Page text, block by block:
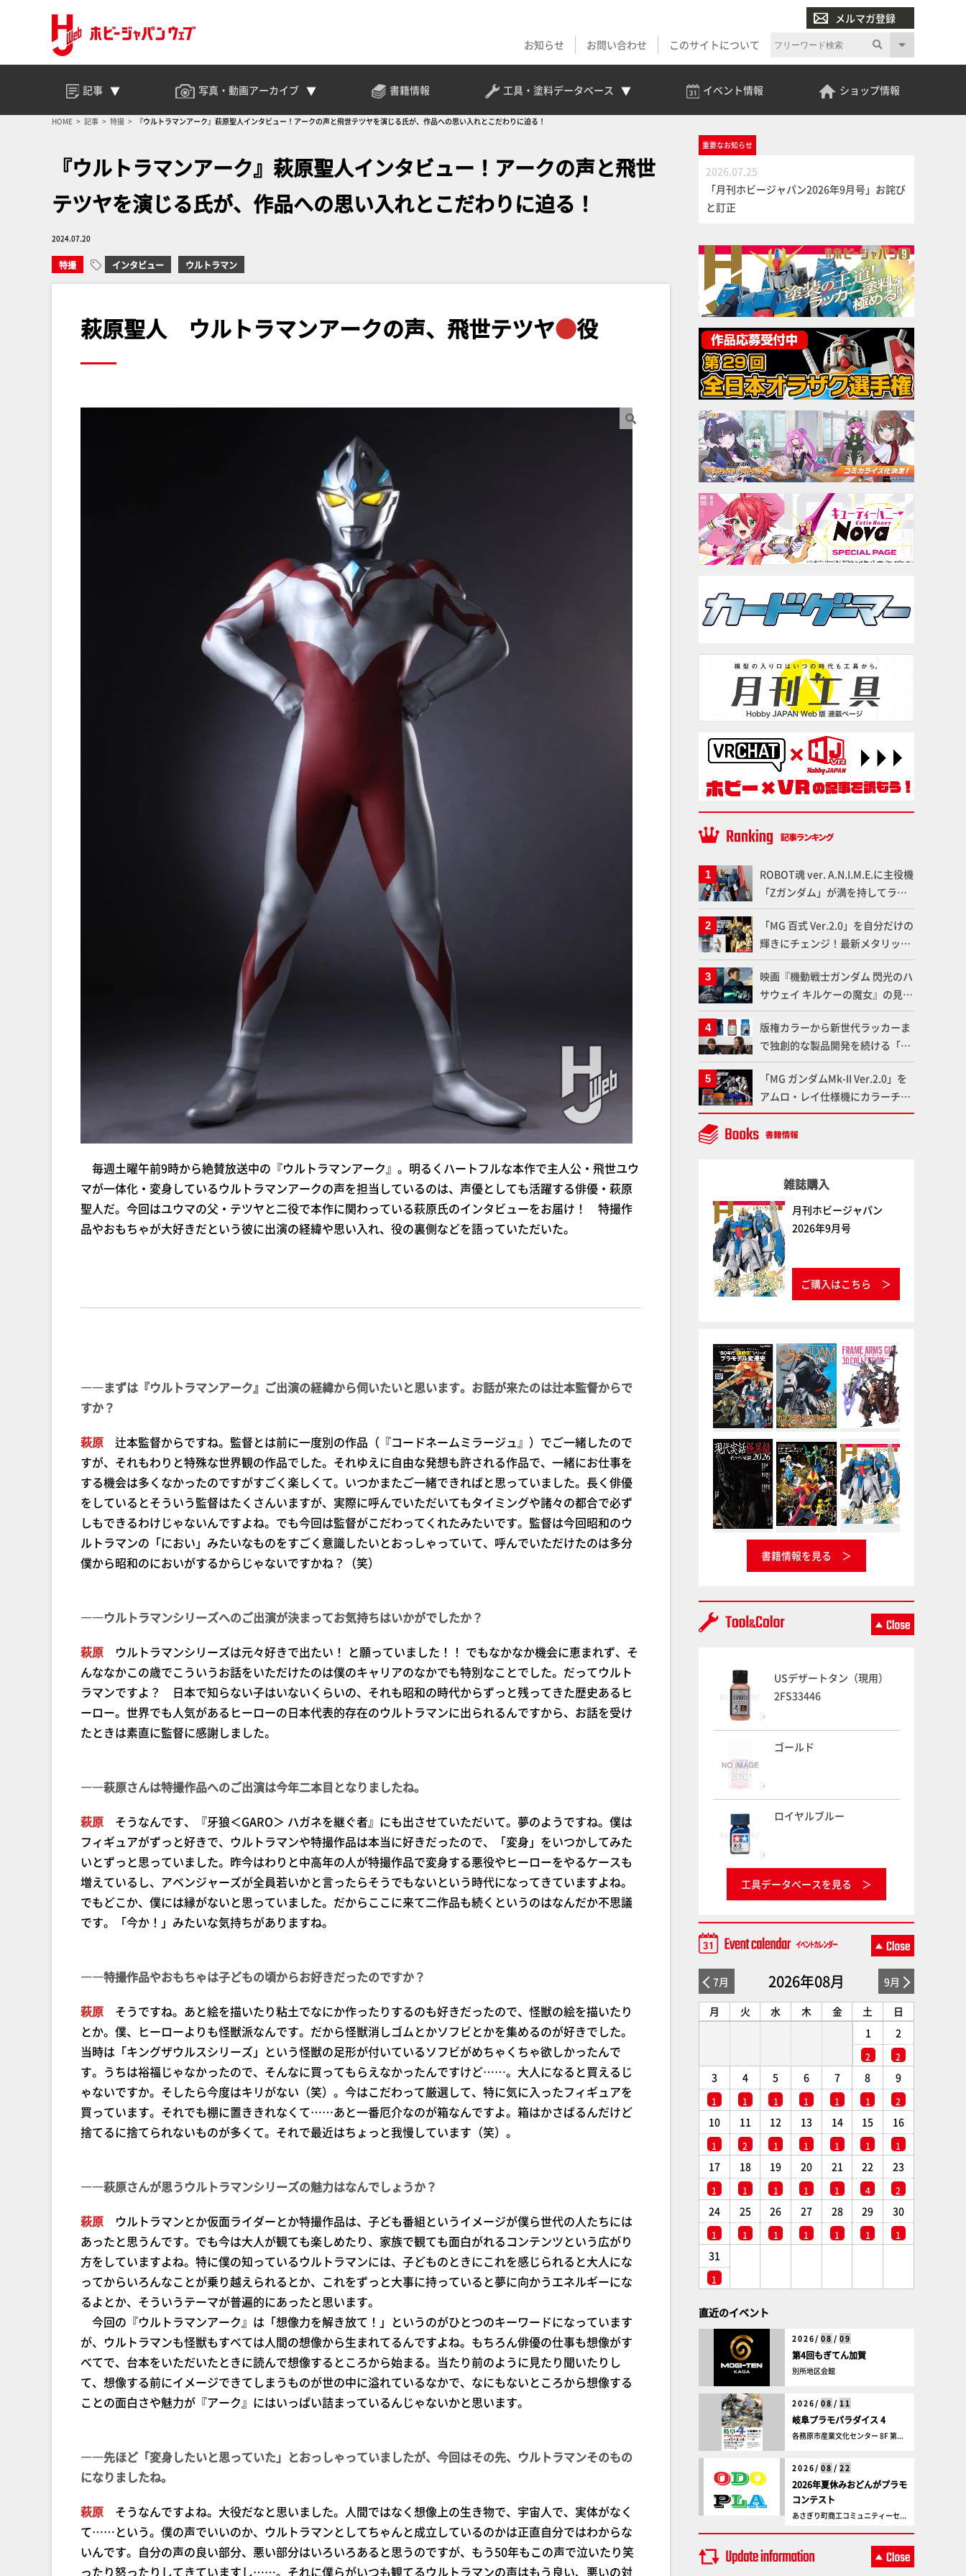
メルマガ登録
お知らせ
お問い合わせ このサイトについて
記事 写真・動画アーカイブ 書籍情報 工具・塗料データベース イベント情報 ショップ情報
HOME 記事 特撮 『ウルトラマンアーク』萩原聖人インタビュー！アークの声と飛世テツヤを演じる氏が、作品への思い入れとこだわりに迫る！
『ウルトラマンアーク』萩原聖人インタビュー！アークの声と飛世
テツヤを演じる氏が、作品への思い入れとこだわりに迫る！
2024.07.20
特撮 インタビュー ウルトラマン
萩原聖人 ウルトラマンアークの声、飛世テツヤ●役
毎週土曜午前9時から絶賛放送中の『ウルトラマンアーク』。明るくハートフルな本作で主人公・飛世ユウ
マが一体化・変身しているウルトラマンアークの声を担当しているのは、声優としても活躍する俳優・萩原
聖人だ。今回はユウマの父・テツヤと二役で本作に関わっている萩原氏のインタビューをお届け！ 特撮作
品やおもちゃが大好きだという彼に出演の経緯や思い入れ、役の裏側などを語っていただいた。
――まずは『ウルトラマンアーク』ご出演の経緯から伺いたいと思います。お話が来たのは辻本監督からで
すか？
萩原 辻本監督からですね。監督とは前に一度別の作品（『コードネームミラージュ』）でご一緒したので
すが、それもわりと特殊な世界観の作品でした。それゆえに自由な発想も許される作品で、一緒にお仕事を
する機会は多くなかったのですがすごく楽しくて。いつかまたご一緒できればと思っていました。長く俳優
をしているとそういう監督はたくさんいますが、実際に呼んでいただいてもタイミングや諸々の都合で必ず
しもできるわけじゃないんですよね。でも今回は監督がこだわってくれたみたいです。監督は今回昭和のウ
ルトラマンの「におい」みたいなものをすごく意識したいとおっしゃっていて、呼んでいただけたのは多分
僕から昭和のにおいがするからじゃないですかね？（笑）
――ウルトラマンシリーズへのご出演が決まってお気持ちはいかがでしたか？
萩原 ウルトラマンシリーズは元々好きで出たい！ と願っていました！！ でもなかなか機会に恵まれず、そ
んななかこの歳でこういうお話をいただけたのは僕のキャリアのなかでも特別なことでした。だってウルト
ラマンですよ？ 日本で知らない子はいないくらいの、それも昭和の時代からずっと残ってきた歴史あるヒ
ーロー。世界でも人気があるヒーローの日本代表的存在のウルトラマンに出られるんですから、お話を受け
たときは素直に監督に感謝しました。
――萩原さんは特撮作品へのご出演は今年二本目となりましたね。
萩原 そうなんです、『牙狼＜GARO＞ ハガネを継ぐ者』にも出させていただいて。夢のようですね。僕は
フィギュアがずっと好きで、ウルトラマンや特撮作品は本当に好きだったので、「変身」をいつかしてみた
いとずっと思っていました。昨今はわりと中高年の人が特撮作品で変身する悪役やヒーローをやるケースも
増えているし、アベンジャーズが全員若いかと言ったらそうでもないという時代になってきていますよね。
でもどこか、僕には縁がないと思っていました。だからここに来て二作品も続くというのはなんだか不思議
です。「今か！」みたいな気持ちがありますね。
――特撮作品やおもちゃは子どもの頃からお好きだったのですか？
萩原 そうですね。あと絵を描いたり粘土でなにか作ったりするのも好きだったので、怪獣の絵を描いたり
とか。僕、ヒーローよりも怪獣派なんです。だから怪獣消しゴムとかソフビとかを集めるのが好きでした。
当時は「キングザウルスシリーズ」という怪獣の足形が付いているソフビがめちゃくちゃ欲しかったんで
す。うちは裕福じゃなかったので、そんなに買ってもらえなかったんですけど……。大人になると買えるじ
ゃないですか。そしたら今度はキリがない（笑）。今はこだわって厳選して、特に気に入ったフィギュアを
買っています。それでも棚に置ききれなくて……あと一番厄介なのが箱なんですよ。箱はかさばるんだけど
捨てるに捨てられないものが多くて。それで最近はちょっと我慢しています（笑）。
――萩原さんが思うウルトラマンシリーズの魅力はなんでしょうか？
萩原 ウルトラマンとか仮面ライダーとか特撮作品は、子ども番組というイメージが僕ら世代の人たちには
あったと思うんです。でも今は大人が観ても楽しめたり、家族で観ても面白がれるコンテンツという広がり
方をしていますよね。特に僕の知っているウルトラマンには、子どものときにこれを感じられると大人にな
ってからいろんなことが乗り越えられるとか、これをずっと大事に持っていると夢に向かうエネルギーにな
るよとか、そういうテーマが普遍的にあったと思います。
今回の『ウルトラマンアーク』は「想像力を解き放て！」というのがひとつのキーワードになっています
が、ウルトラマンも怪獣もすべては人間の想像から生まれてるんですよね。もちろん俳優の仕事も想像がす
べてで、台本をいただいたときに読んで想像するところから始まる。当たり前のように見たり聞いたりし
て、想像する前にイメージできてしまうものが世の中に溢れているなかで、なにもないところから想像する
ことの面白さや魅力が『アーク』にはいっぱい詰まっているんじゃないかと思います。
――先ほど「変身したいと思っていた」とおっしゃっていましたが、今回はその先、ウルトラマンそのもの
になりましたね。
萩原 そうなんですよね。大役だなと思いました。人間ではなく想像上の生き物で、宇宙人で、実体がなく
て……という。僕の声でいいのか、ウルトラマンとしてちゃんと成立しているのかは正直自分ではわからな
いんです。自分の声の良い部分、悪い部分はいろいろあると思うのですが、もう50年もこの声で泣いたり笑
ったり怒ったりしてきていますし……。それに僕らがいつも観てるウルトラマンの声はもう良い、悪いの対
重要なお知らせ
2026.07.25
「月刊ホビージャパン2026年9月号」お詫び
と訂正
ROBOT魂 ver. A.N.I.M.E.に主役機
「Zガンダム」が満を持してライ
ンナップ！ウェイブライダーへの
変形、劇中どおりのプロポーショ
ンを再現【機動戦士Zガンダム】
「MG 百式 Ver.2.0」を自分だけの
輝きにチェンジ！最新メタリック
塗料を使ってより金属感を増した
仕上がりに!!【試し読み】
映画『機動戦士ガンダム 閃光のハ
サウェイ キルケーの魔女』の見放
題配信が8月31日（月）よりスタ
ート！Prime Videoで国内独占配
信
版権カラーから新世代ラッカーま
で独創的な製品開発を続ける「ガ
イアノーツ」に塗料開発の裏側と
ラッカー塗料の未来についてイン
タビュー！
「MG ガンダムMk-II Ver.2.0」を
アムロ・レイ仕様機にカラーチェ
ンジ!! ラッカー塗料の定番技法を
押さえるだけでハイクオリティの
雑誌購入
月刊ホビージャパン
2026年9月号
ご購入はこちら
書籍情報を見る
USデザートタン（現用）
2FS33446
ゴールド
ロイヤルブルー
工具データベースを見る
7月 2026年08月 9月
月 火 水 木 金 土
日
1
2
2
2
3
1
4
1
5
1
6
1
7
1
8
1
9
2
10
1
11
2
12
1
13
1
14
1
15
1
16
1
17
1
18
1
19
1
20
1
21
1
22
4
23
2
24
1
25
1
26
1
27
1
28
1
29
1
30
1
31
1
直近のイベント
2026/ 08 / 09
第4回もぎてん加賀
別所地区会館
2026/ 08 / 11
岐阜プラモパラダイス 4
各務原市産業文化センター 8F 第...
2026/ 08 / 22
2026年夏休みおどんがプラモ
コンテスト
あさぎり町商工コミュニティーセ...